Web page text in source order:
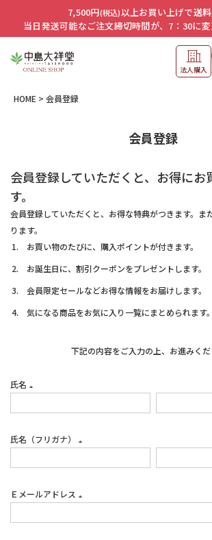
7,500円(税込)以上お買い上げで送
当日発送可能なご注文締切時間が、7：30に変
法人購入
HOME 会員登録
会員登録
会員登録していただくと、お得にお
す。
会員登録していただくと、お得な特典がつきます。ま
ります。
お買い物のたびに、購入ポイントが付きます。
お誕生日に、割引クーポンをプレゼントします。
会員限定セールなどお得な情報をお届けします。
気になる商品をお気に入り一覧にまとめられます。
下記の内容をご入力の上、お進みくだ
氏名
氏名（フリガナ）
Ｅメールアドレス